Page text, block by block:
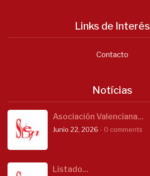
Links de Interés
Contacto
Notícias
Asociación Valenciana...
Junio 22, 2026 - 0 comments
Listado...